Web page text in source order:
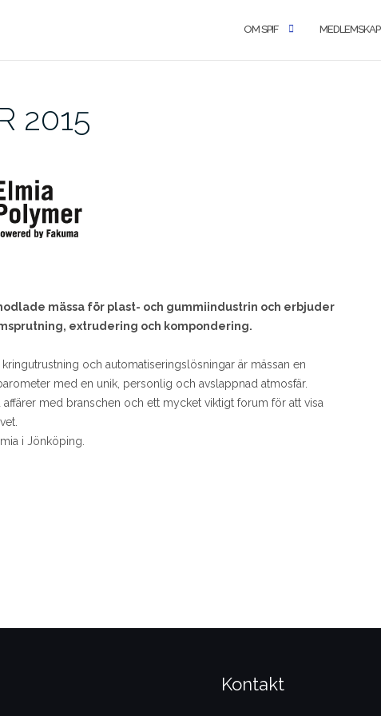
OM SPIF MEDLEMSKAP
2015
mässa för plast- och gummiindustrin och erbjuder
extrudering och kompondering.
och automatiseringslösningar är mässan en
med en unik, personlig och avslappnad atmosfär.
med branschen och ett mycket viktigt forum för att visa
i Jönköping.
Kontakt